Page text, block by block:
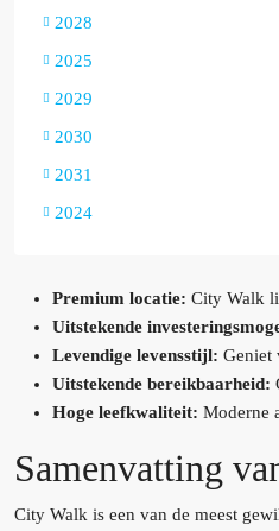
2028
2025
2029
2030
2031
2024
Premium locatie: City Walk
Uitstekende
Levendige levensstijl: Geniet
Uitstekende bereikbaarheid:
Hoge leefkwaliteit: Moderne
Samenvatting
City Walk is een van de meest